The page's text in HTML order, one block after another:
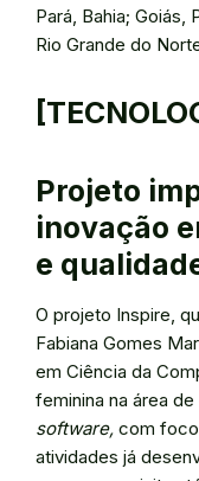
Pará, Bahia; Goiás,
Rio Grande do
Projeto
inovação
e
O projeto Inspire,
Fabiana Gomes
em Ciência da
feminina na área
software, com foco
atividades já